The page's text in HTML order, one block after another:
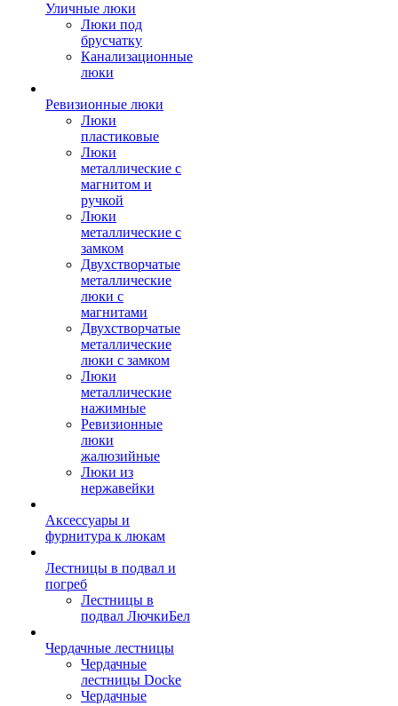
Уличные люки
Люки под
брусчатку
Канализационные
люки
Ревизионные люки
Люки
пластиковые
Люки
металлические с
магнитом и
ручкой
Люки
металлические с
замком
Двухстворчатые
металлические
люки с
магнитами
Двухстворчатые
металлические
люки с замком
Люки
металлические
нажимные
Ревизионные
люки
жалюзийные
Люки из
нержавейки
Аксессуары и
фурнитура к люкам
Лестницы в подвал и
погреб
Лестницы в
подвал ЛючкиБел
Чердачные лестницы
Чердачные
лестницы Docke
Чердачные